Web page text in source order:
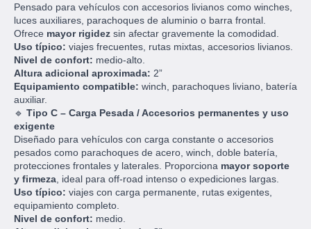
Pensado para vehículos con accesorios livianos como winches,
luces auxiliares, parachoques de aluminio o barra frontal.
Ofrece mayor rigidez sin afectar gravemente la comodidad.
Uso típico: viajes frecuentes, rutas mixtas, accesorios livianos.
Nivel de confort: medio-alto.
Altura adicional aproximada: 2”
Equipamiento compatible: winch, parachoques liviano, batería
auxiliar.
🔹 Tipo C – Carga Pesada / Accesorios permanentes y uso
exigente
Diseñado para vehículos con carga constante o accesorios
pesados como parachoques de acero, winch, doble batería,
protecciones frontales y laterales. Proporciona mayor soporte
y firmeza , ideal para off-road intenso o expediciones largas.
Uso típico: viajes con carga permanente, rutas exigentes,
equipamiento completo.
Nivel de confort: medio.